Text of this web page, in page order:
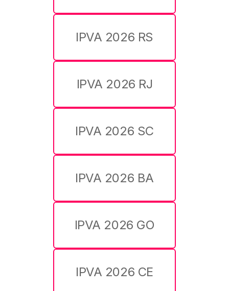
IPVA 2026 RS
IPVA 2026 RJ
IPVA 2026 SC
IPVA 2026 BA
IPVA 2026 GO
IPVA 2026 CE